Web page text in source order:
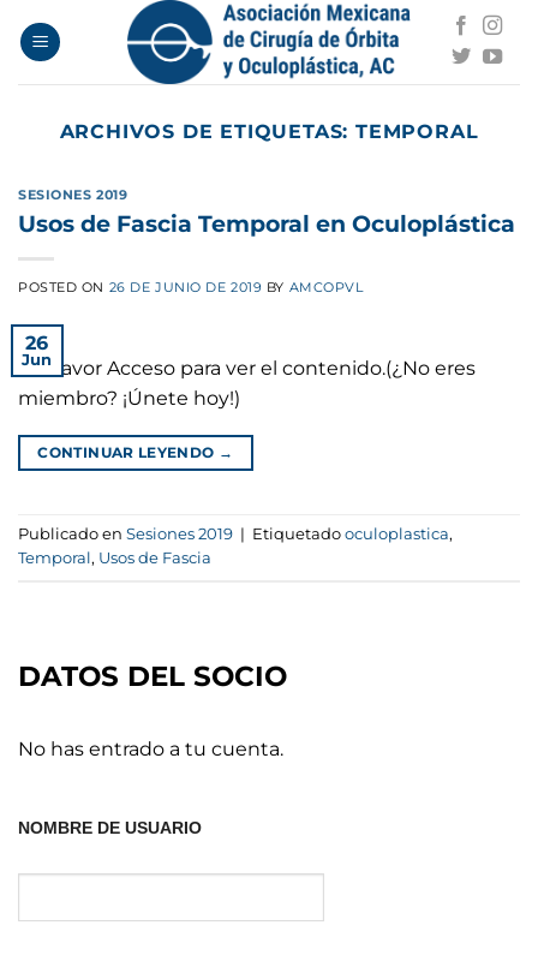
ARCHIVOS DE ETIQUETAS: TEMPORAL
SESIONES 2019
Usos de Fascia Temporal en Oculoplástica
POSTED ON 26 DE JUNIO DE 2019 BY AMCOPVL
26
Jun
Por favor Acceso para ver el contenido.(¿No eres
miembro? ¡Únete hoy!)
CONTINUAR LEYENDO →
Publicado en Sesiones 2019 | Etiquetado oculoplastica,
Temporal , Usos de Fascia
DATOS DEL SOCIO
No has entrado a tu cuenta.
NOMBRE DE USUARIO